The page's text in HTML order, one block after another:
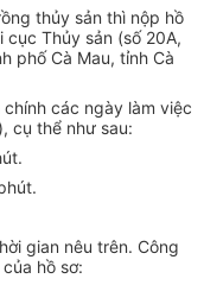
thủy sản thì nộp hồ
cục Thủy sản (số 20A,
phố Cà Mau, tỉnh Cà
các ngày làm việc
cụ thể như sau:
gian nêu trên. Công
hồ sơ: